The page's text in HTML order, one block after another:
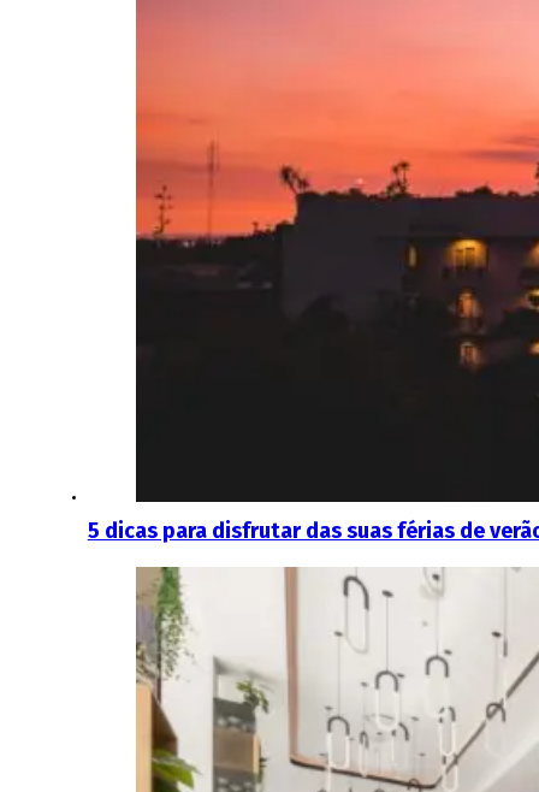
5 dicas para disfrutar das suas férias de